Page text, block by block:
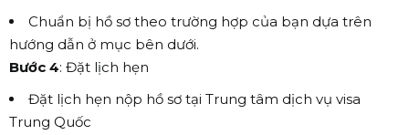
Chuẩn bị hồ sơ theo trường hợp của bạn dựa trên
hướng dẫn ở mục bên dưới.
Bước 4: Đặt lịch hẹn
Đặt lịch hẹn nộp hồ sơ tại Trung tâm dịch vụ visa
Trung Quốc